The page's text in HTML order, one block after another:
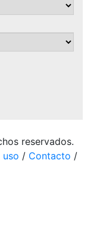
reservados.
uso / Contacto /